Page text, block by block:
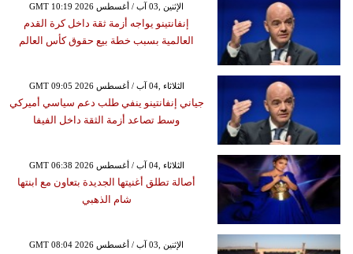
GMT 10:19 2026 الإثنين ,03 آب / أغسطس
إنفانتينو يواجه أزمة ثقة داخل كرة القدم
العالمية بسبب خطة بيع حقوق كأس العالم
GMT 09:05 2026 الثلاثاء ,04 آب / أغسطس
جياني إنفانتينو ينفي طلب دعم سياسي أميركي
وسط تصاعد أزمة الثقة داخل الفيفا
GMT 06:38 2026 الثلاثاء ,04 آب / أغسطس
أصالة تطلق أغنيتها الجديدة بتعاون مع ابنتها
شام الذهبي
GMT 08:04 2026 الإثنين ,03 آب / أغسطس